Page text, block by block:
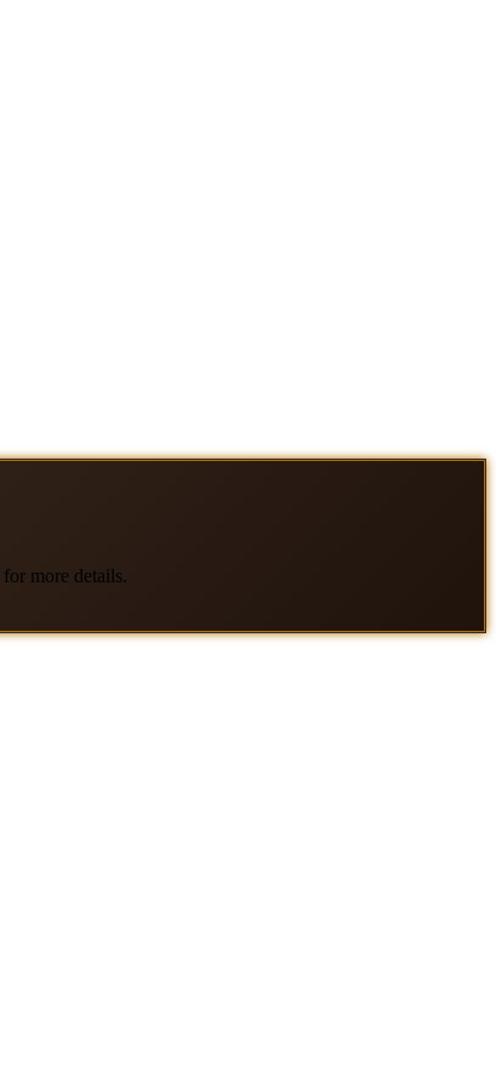
for more details.